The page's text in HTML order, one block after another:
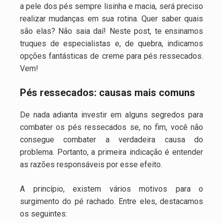
a pele dos pés sempre lisinha e macia, será preciso
realizar mudanças em sua rotina. Quer saber quais
são elas? Não saia daí! Neste post, te ensinamos
truques de especialistas e, de quebra, indicamos
opções fantásticas de creme para pés ressecados.
Vem!
Pés ressecados: causas mais comuns
De nada adianta investir em alguns segredos para
combater os pés ressecados se, no fim, você não
consegue combater a verdadeira causa do
problema. Portanto, a primeira indicação é entender
as razões responsáveis por esse efeito.
A princípio, existem vários motivos para o
surgimento do pé rachado. Entre eles, destacamos
os seguintes: